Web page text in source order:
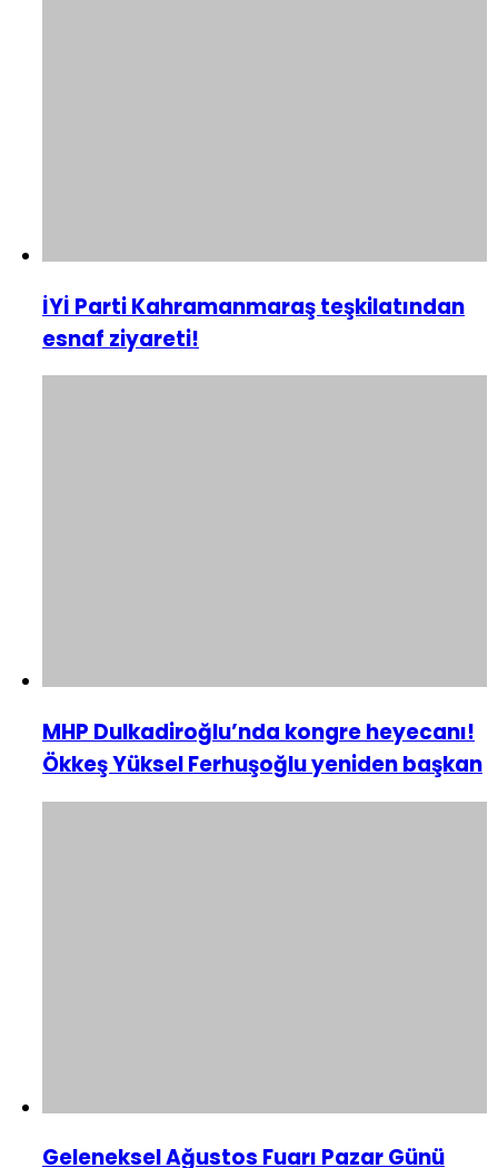
İYİ Parti Kahramanmaraş teşkilatından
esnaf ziyareti!
MHP Dulkadiroğlu’nda kongre heyecanı!
Ökkeş Yüksel Ferhuşoğlu yeniden başkan
Geleneksel Ağustos Fuarı Pazar Günü